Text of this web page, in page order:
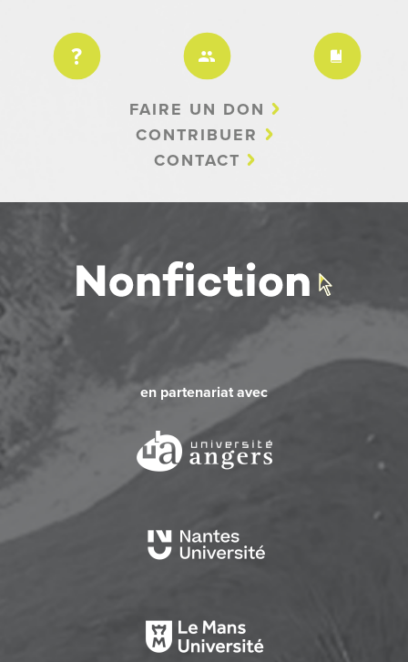
FAIRE UN DON
CONTRIBUER
CONTACT
en partenariat avec